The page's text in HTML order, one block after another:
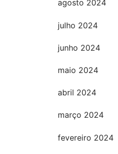
agosto 2024
julho 2024
junho 2024
maio 2024
abril 2024
março 2024
fevereiro 2024